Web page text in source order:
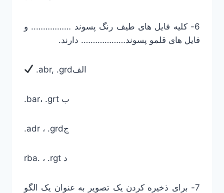
6- کلیه فایل های طیف رنگ پسوند …………….. و
فایل های قلمو پسوند………………. دارند.
.abr, .grdالف
.bar، .grt ب
.adr ، .grdج
rba. ، .rgt د
7- برای ذخیره کردن یک تصویر به عنوان یک الگو